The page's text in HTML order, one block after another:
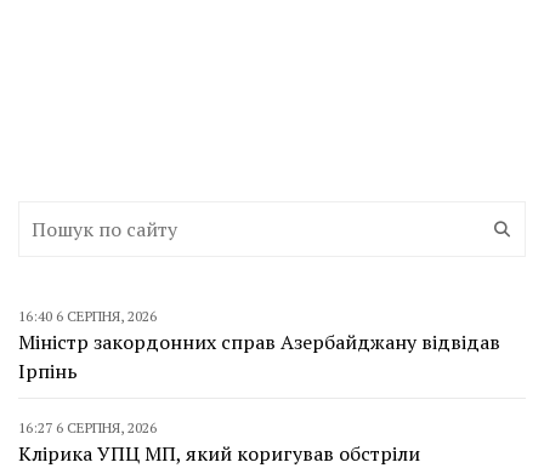
16:40 6 СЕРПНЯ, 2026
Міністр закордонних справ Азербайджану відвідав
Ірпінь
16:27 6 СЕРПНЯ, 2026
Клірика УПЦ МП, який коригував обстріли